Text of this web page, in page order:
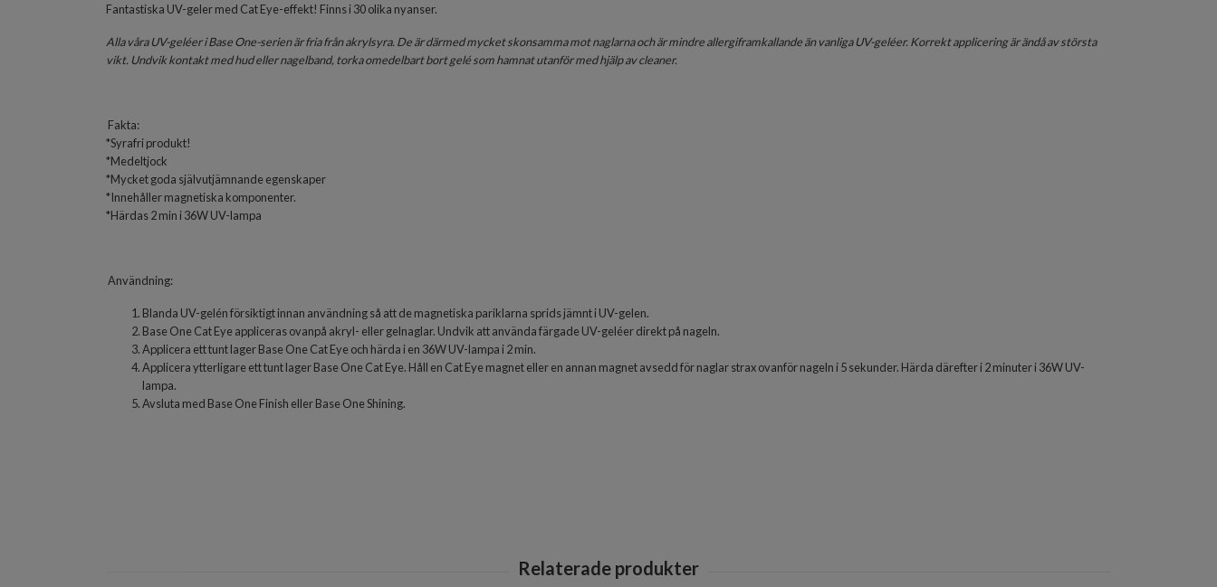
Fantastiska UV-geler med Cat Eye-effekt! Finns i 30 olika nyanser.
Alla våra UV-geléer i Base One-serien är fria från akrylsyra. De är därmed mycket skonsamma mot naglarna och är mindre allergiframkallande än vanliga UV-geléer. Korrekt applicering är ändå av största
vikt. Undvik kontakt med hud eller nagelband, torka omedelbart bort gelé som hamnat utanför med hjälp av cleaner.
Fakta:
*Syrafri produkt!
*Medeltjock
*Mycket goda självutjämnande egenskaper
*Innehåller magnetiska komponenter.
*Härdas 2 min i 36W UV-lampa
Användning:
Blanda UV-gelén försiktigt innan användning så att de magnetiska pariklarna sprids jämnt i UV-gelen.
Base One Cat Eye appliceras ovanpå akryl- eller gelnaglar. Undvik att använda färgade UV-geléer direkt på nageln.
Applicera ett tunt lager Base One Cat Eye och härda i en 36W UV-lampa i 2 min.
Applicera ytterligare ett tunt lager Base One Cat Eye. Håll en Cat Eye magnet eller en annan magnet avsedd för naglar strax ovanför nageln i 5 sekunder. Härda därefter i 2 minuter i 36W UV-
lampa.
Avsluta med Base One Finish eller Base One Shining.